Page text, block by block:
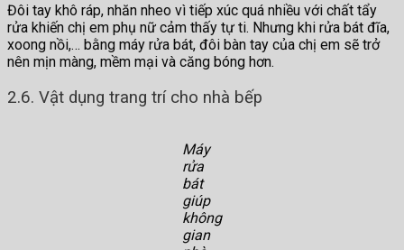
Đôi tay khô ráp, nhăn nheo vì tiếp xúc quá nhiều với chất tẩy
rửa khiến chị em phụ nữ cảm thấy tự ti. Nhưng khi rửa bát đĩa,
xoong nồi,… bằng máy rửa bát, đôi bàn tay của chị em sẽ trở
nên mịn màng, mềm mại và căng bóng hơn.
2.6. Vật dụng trang trí cho nhà bếp
Máy
rửa
bát
giúp
không
gian